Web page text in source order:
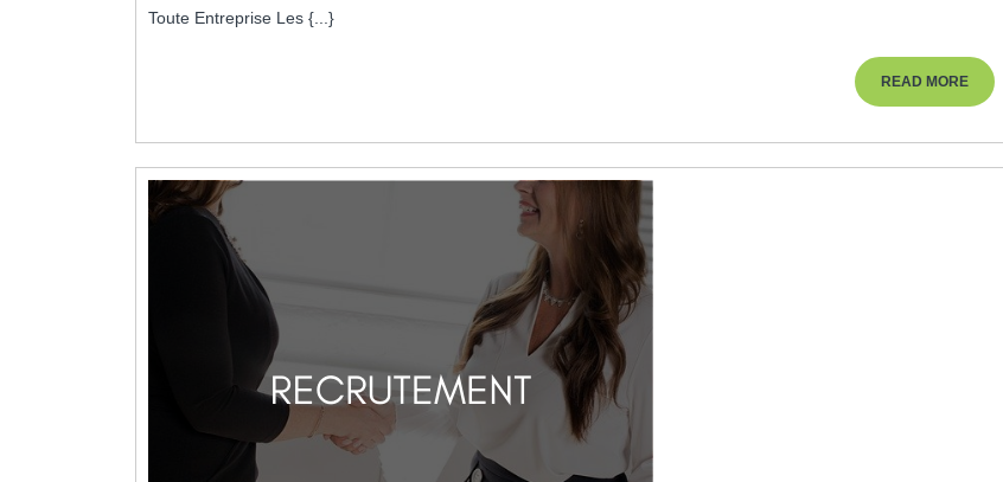
De
La
Gestion
Du
Capital
Humain
En
Entreprise
Toute Entreprise Les {...}
READ MOREREAD
MORE